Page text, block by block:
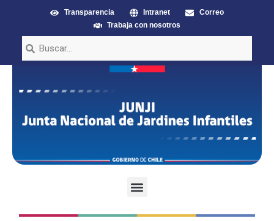
Transparencia Intranet
Correo
Trabaja con nosotros